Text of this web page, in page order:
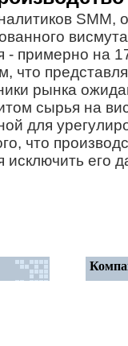
SMM,
- примерно на
что
рынка
сырья на
для
что
его